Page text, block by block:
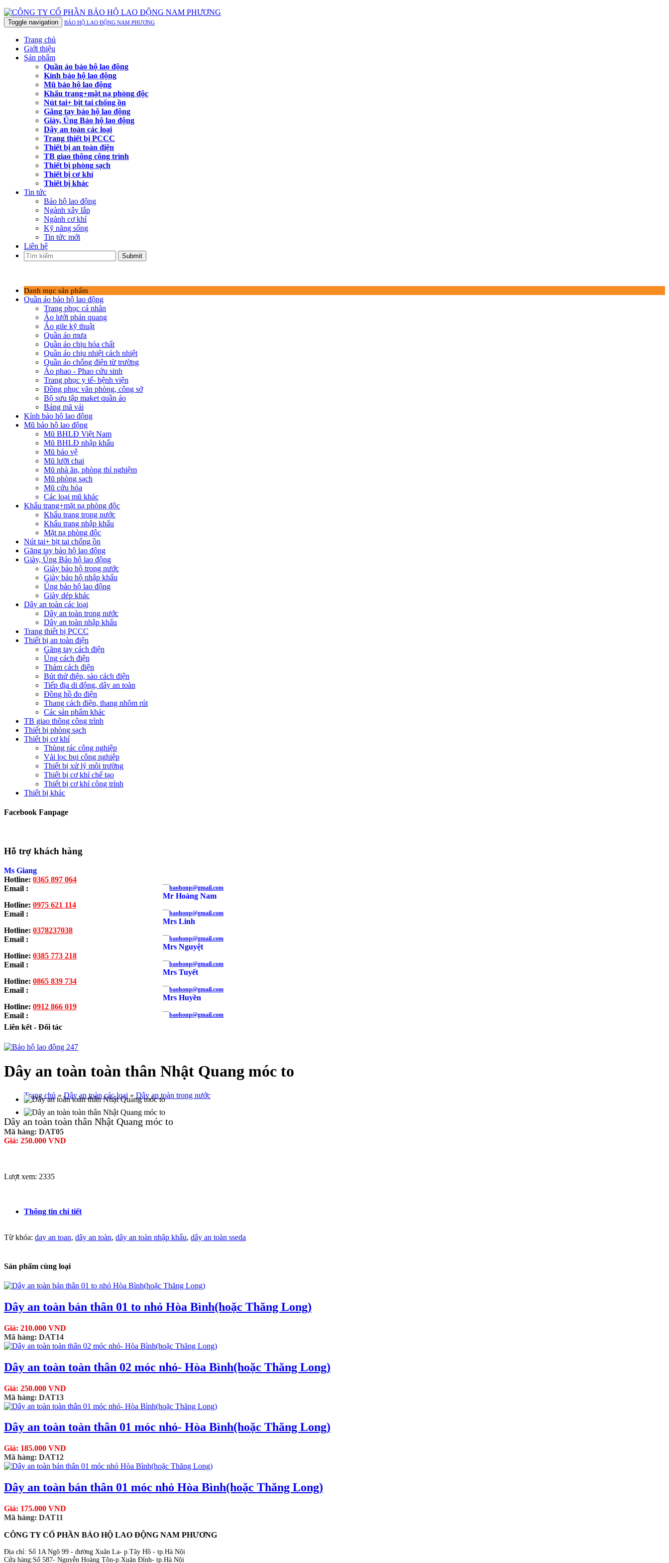
Toggle navigation BẢO HỘ LAO ĐỘNG NAM PHƯƠNG
Trang chủ
Giới thiệu
Sản phẩm
Quần áo bảo hộ lao động
Kính bảo hộ lao động
Mũ bảo hộ lao động
Khẩu trang+mặt nạ phòng độc
Nút tai+ bịt tai chống ồn
Găng tay bảo hộ lao động
Giày, Ủng Bảo hộ lao động
Dây an toàn các loại
Trang thiết bị PCCC
Thiết bị an toàn điện
TB giao thông công trình
Thiết bị phòng sạch
Thiết bị cơ khí
Thiết bị khác
Tin tức
Bảo hộ lao động
Ngành xây lắp
Ngành cơ khí
Kỹ năng sống
Tin tức mới
Liên hệ
Submit
Danh mục sản phẩm
Quần áo bảo hộ lao động
Trang phục cá nhân
Áo lưới phản quang
Áo gile kỹ thuật
Quần áo mưa
Quần áo chịu hóa chất
Quần áo chịu nhiệt cách nhiệt
Quần áo chống điện từ trường
Áo phao - Phao cứu sinh
Trang phục y tế- bệnh viện
Đồng phục văn phòng, công sở
Bộ sưu tập maket quần áo
Bảng mã vải
Kính bảo hộ lao động
Mũ bảo hộ lao động
Mũ BHLĐ Việt Nam
Mũ BHLĐ nhập khẩu
Mũ bảo vệ
Mũ lưỡi chai
Mũ nhà ăn, phòng thí nghiệm
Mũ phòng sạch
Mũ cứu hỏa
Các loại mũ khác
Khẩu trang+mặt nạ phòng độc
Khẩu trang trong nước
Khẩu trang nhập khẩu
Mặt nạ phòng độc
Nút tai+ bịt tai chống ồn
Găng tay bảo hộ lao động
Giày, Ủng Bảo hộ lao động
Giày bảo hộ trong nước
Giày bảo hộ nhập khẩu
Ủng bảo hộ lao động
Giày dép khác
Dây an toàn các loại
Dây an toàn trong nước
Dây an toàn nhập khẩu
Trang thiết bị PCCC
Thiết bị an toàn điện
Găng tay cách điện
Ủng cách điện
Thảm cách điện
Bút thử điện, sào cách điện
Tiếp địa di động, dây an toàn
Đồng hồ đo điện
Thang cách điện, thang nhôm rút
Các sản phẩm khác
TB giao thông công trình
Thiết bị phòng sạch
Thiết bị cơ khí
Thùng rác công nghiệp
Vải lọc bụi công nghiệp
Thiết bị xử lý môi trường
Thiết bị cơ khí chế tạo
Thiết bị cơ khí công trình
Thiết bị khác
Facebook Fanpage
Hỗ trợ khách hàng
Ms Giang
Hotline: 0365 897 064
Email :
baohonp@gmail.com
Mr Hoàng Nam
Hotline: 0975 621 114
Email :
baohonp@gmail.com
Mrs Linh
Hotline: 0378237038
Email :
baohonp@gmail.com
Mrs Nguyệt
Hotline: 0385 773 218
Email :
baohonp@gmail.com
Mrs Tuyết
Hotline: 0865 839 734
Email :
baohonp@gmail.com
Mrs Huyền
Hotline: 0912 866 019
Email :
baohonp@gmail.com
Liên kết - Đối tác
Dây an toàn toàn thân Nhật Quang móc to
Trang chủ »Dây an toàn các loại » Dây an toàn trong nước
Dây an toàn toàn thân Nhật Quang móc to
Mã hàng: DAT05
Giá: 250.000 VND
Lượt xem: 2335
Thông tin chi tiết
Từ khóa: day an toan, dây an toàn, dây an toàn nhập khẩu, dây an toàn sseda
Sản phẩm cùng loại
Dây an toàn bán thân 01 to nhỏ Hòa Bình(hoặc Thăng Long)
Giá: 210.000 VND
Mã hàng: DAT14
Dây an toàn toàn thân 02 móc nhỏ- Hòa Bình(hoặc Thăng Long)
Giá: 250.000 VND
Mã hàng: DAT13
Dây an toàn toàn thân 01 móc nhỏ- Hòa Bình(hoặc Thăng Long)
Giá: 185.000 VND
Mã hàng: DAT12
Dây an toàn bán thân 01 móc nhỏ Hòa Bình(hoặc Thăng Long)
Giá: 175.000 VND
Mã hàng: DAT11
CÔNG TY CỔ PHẦN BẢO HỘ LAO ĐỘNG NAM PHƯƠNG
Địa chỉ: Số 1A Ngõ 99 - đường Xuân La- p.Tây Hồ - tp.Hà Nội
Cửa hàng:Số 587- Nguyễn Hoàng Tôn-p.Xuân Đỉnh- tp.Hà Nội